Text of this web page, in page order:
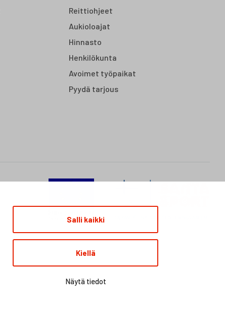
Salli kaikki
Kiellä
Näytä tiedot
Reittiohjeet
Aukioloajat
Hinnasto
Henkilökunta
Avoimet työpaikat
Pyydä tarjous